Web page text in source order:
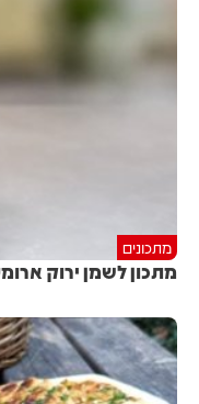
מתכונים
מתכון לשמן ירוק